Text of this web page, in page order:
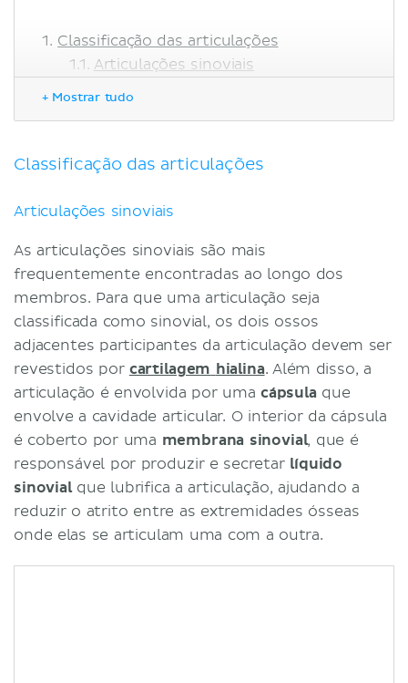
Classificação das articulações
Articulações sinoviais
Nota clínica
Artrite reumatoide
Entorses e luxações
Referências
+ Mostrar tudo
Classificação das articulações
Articulações sinoviais
As articulações sinoviais são mais
frequentemente encontradas ao longo dos
membros. Para que uma articulação seja
classificada como sinovial, os dois ossos
adjacentes participantes da articulação devem ser
revestidos por cartilagem hialina. Além disso, a
articulação é envolvida por uma cápsula que
envolve a cavidade articular. O interior da cápsula
é coberto por uma membrana sinovial, que é
responsável por produzir e secretar líquido
sinovialque lubrifica a articulação, ajudando a
reduzir o atrito entre as extremidades ósseas
onde elas se articulam uma com a outra.